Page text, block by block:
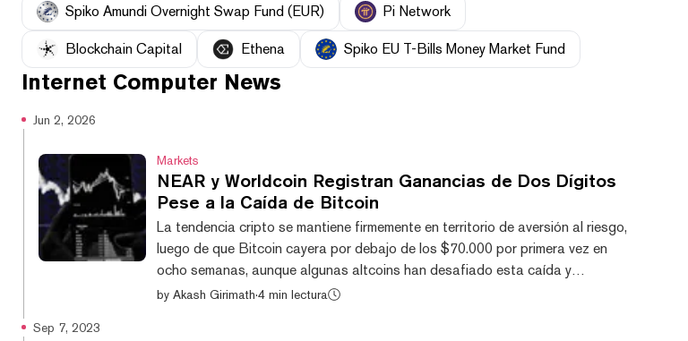
Spiko Amundi Overnight Swap Fund (EUR) Pi Network
Blockchain Capital Ethena Spiko EU T-Bills Money Market Fund
Internet Computer News
Jun 2, 2026
Markets
NEAR y Worldcoin Registran Ganancias de Dos Dígitos
Pese a la Caída de Bitcoin
La tendencia cripto se mantiene firmemente en territorio de aversión al riesgo,
luego de que Bitcoin cayera por debajo de los $70.000 por primera vez en
ocho semanas, aunque algunas altcoins han desafiado esta caída y
registrado ganancias de dos dígitos. NEAR Protocol subió un 15% en las
by Akash Girimath·4 min lectura
Sep 7, 2023